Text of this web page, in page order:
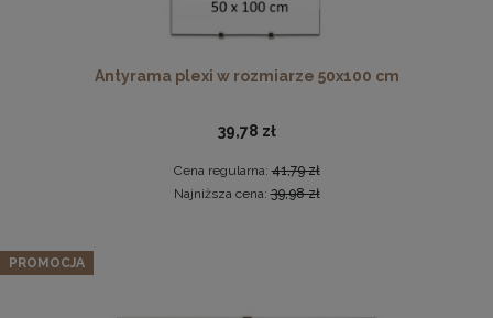
Drewniana ramka, rama na zdjęcia, obrazy w rozmiarze
50x100 cm, brązowa
Schodki dla psa 3-stopniowe tapicerowane w kolorze
ciemnopomarańczowym – lekki podest dla psa do kanapy,
Antyrama plexi w rozmiarze 50x100 cm
39,78 zł
Cena regularna:41,79 zł
Najniższa cena:39,98 zł
PROMOCJA